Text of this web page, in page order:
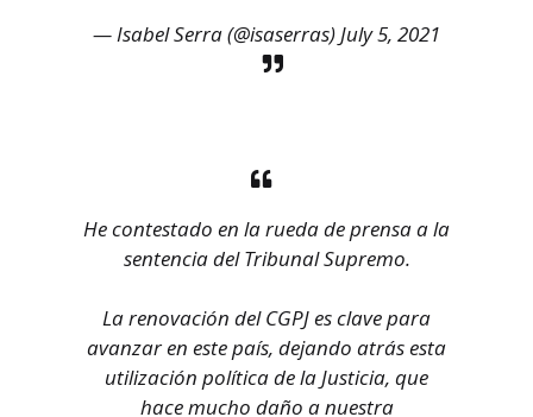
— Isabel Serra (@isaserras)July 5, 2021
He contestado en la rueda de prensa a la
sentencia del Tribunal Supremo.
La renovación del CGPJ es clave para
avanzar en este país, dejando atrás esta
utilización política de la Justicia, que
hace mucho daño a nuestra